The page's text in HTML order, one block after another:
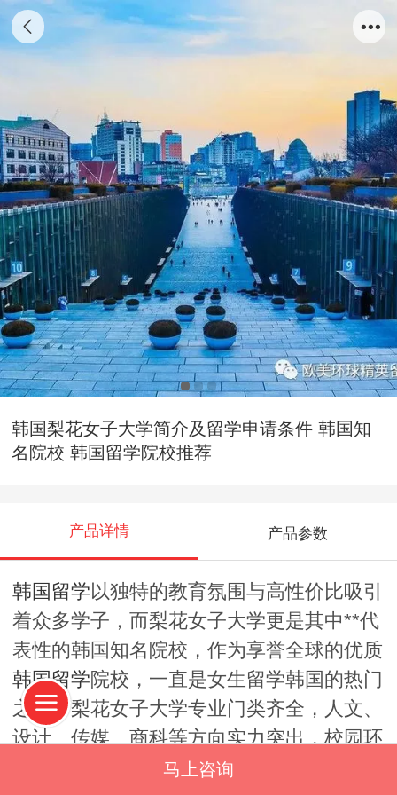
韩国梨花女子大学简介及留学申请条件 韩国知
名院校 韩国留学院校推荐
产品详情 产品参数
韩国留学以独特的教育氛围与高性价比吸引
着众多学子，而梨花女子大学更是其中**代
表性的韩国知名院校，作为享誉全球的优质
韩国留学院校，一直是女生留学韩国的热门
之选。梨花女子大学专业门类齐全，人文、
设计、传媒、商科等方向实力突出，校园环
境与教学资源均属**。学校针对国际生制定
马上咨询